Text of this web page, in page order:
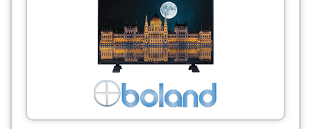
Professional Video Equipment
Visualizer
Fiber Optic
AV over IP